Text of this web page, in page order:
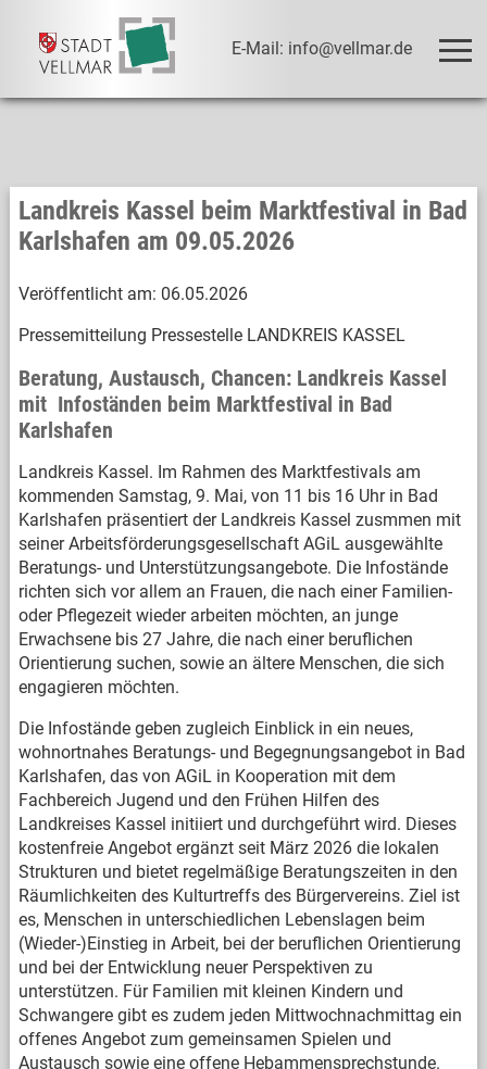
E-Mail: info@vellmar.de
Landkreis Kassel beim Marktfestival in Bad
Karlshafen am 09.05.2026
Veröffentlicht am: 06.05.2026
Pressemitteilung Pressestelle LANDKREIS KASSEL
Beratung, Austausch, Chancen: Landkreis Kassel
mit Infoständen beim Marktfestival in Bad
Karlshafen
Landkreis Kassel. Im Rahmen des Marktfestivals am
kommenden Samstag, 9. Mai, von 11 bis 16 Uhr in Bad
Karlshafen präsentiert der Landkreis Kassel zusmmen mit
seiner Arbeitsförderungsgesellschaft AGiL ausgewählte
Beratungs- und Unterstützungsangebote. Die Infostände
richten sich vor allem an Frauen, die nach einer Familien-
oder Pflegezeit wieder arbeiten möchten, an junge
Erwachsene bis 27 Jahre, die nach einer beruflichen
Orientierung suchen, sowie an ältere Menschen, die sich
engagieren möchten.
Die Infostände geben zugleich Einblick in ein neues,
wohnortnahes Beratungs- und Begegnungsangebot in Bad
Karlshafen, das von AGiL in Kooperation mit dem
Fachbereich Jugend und den Frühen Hilfen des
Landkreises Kassel initiiert und durchgeführt wird. Dieses
kostenfreie Angebot ergänzt seit März 2026 die lokalen
Strukturen und bietet regelmäßige Beratungszeiten in den
Räumlichkeiten des Kulturtreffs des Bürgervereins. Ziel ist
es, Menschen in unterschiedlichen Lebenslagen beim
(Wieder-)Einstieg in Arbeit, bei der beruflichen Orientierung
und bei der Entwicklung neuer Perspektiven zu
unterstützen. Für Familien mit kleinen Kindern und
Schwangere gibt es zudem jeden Mittwochnachmittag ein
offenes Angebot zum gemeinsamen Spielen und
Austausch sowie eine offene Hebammensprechstunde.